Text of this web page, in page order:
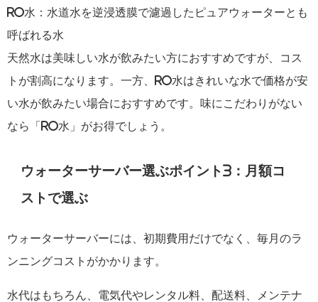
RO水：水道水を逆浸透膜で濾過したピュアウォーターとも
呼ばれる水
天然水は美味しい水が飲みたい方におすすめですが、コス
トが割高になります。一方、RO水はきれいな水で価格が安
い水が飲みたい場合におすすめです。味にこだわりがない
なら「RO水」がお得でしょう。
ウォーターサーバー選ぶポイント3：月額コ
ストで選ぶ
ウォーターサーバーには、初期費用だけでなく、毎月のラ
ンニングコストがかかります。
水代はもちろん、電気代やレンタル料、配送料、メンテナ